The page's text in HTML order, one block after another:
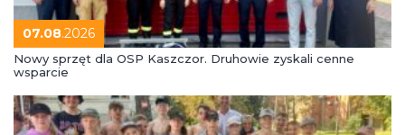
07.08.2026
Nowy sprzęt dla OSP Kaszczor. Druhowie zyskali cenne
wsparcie